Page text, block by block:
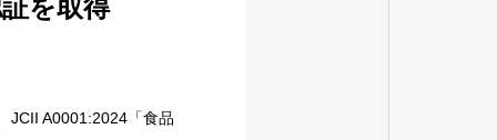
を取得
JCII A0001:2024「食品